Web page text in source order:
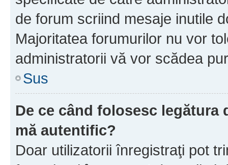
de forum scriind mesaje inutile
Majoritatea forumurilor nu vor
administratorii vă vor scădea
Sus
De ce când folosesc
mă autentific?
Doar utilizatorii înregistraţi pot